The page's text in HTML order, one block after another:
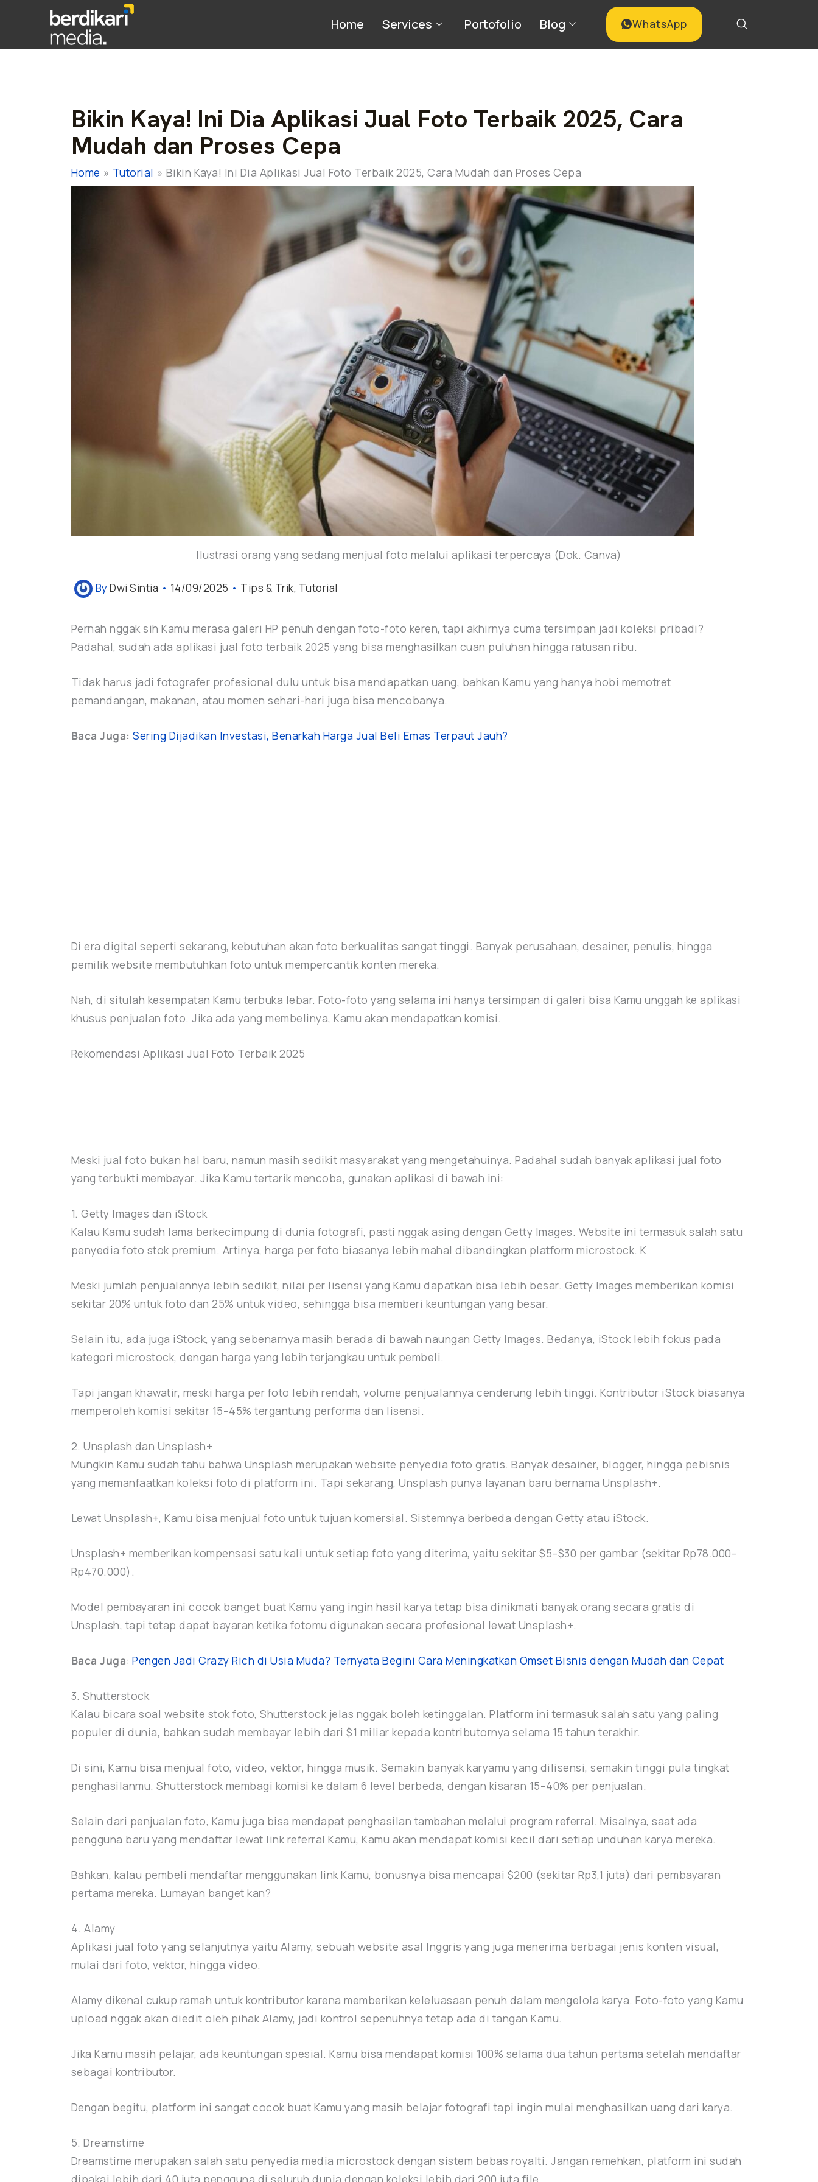
Home Services Portofolio Blog WhatsApp
Bikin Kaya! Ini Dia Aplikasi Jual Foto Terbaik 2025, Cara
Mudah dan Proses Cepa
Home Tutorial Bikin Kaya! Ini Dia Aplikasi Jual Foto Terbaik 2025, Cara Mudah dan Proses Cepa
Ilustrasi orang yang sedang menjual foto melalui aplikasi terpercaya (Dok. Canva)
ByDwi Sintia • 14/09/2025 • Tips & Trik, Tutorial
Pernah nggak sih Kamu merasa galeri HP penuh dengan foto-foto keren, tapi akhirnya cuma tersimpan jadi koleksi pribadi?
Padahal, sudah ada aplikasi jual foto terbaik 2025 yang bisa menghasilkan cuan puluhan hingga ratusan ribu.
Tidak harus jadi fotografer profesional dulu untuk bisa mendapatkan uang, bahkan Kamu yang hanya hobi memotret
pemandangan, makanan, atau momen sehari-hari juga bisa mencobanya.
Baca Juga: Sering Dijadikan Investasi, Benarkah Harga Jual Beli Emas Terpaut Jauh?
Di era digital seperti sekarang, kebutuhan akan foto berkualitas sangat tinggi. Banyak perusahaan, desainer, penulis, hingga
pemilik website membutuhkan foto untuk mempercantik konten mereka.
Nah, di situlah kesempatan Kamu terbuka lebar. Foto-foto yang selama ini hanya tersimpan di galeri bisa Kamu unggah ke aplikasi
khusus penjualan foto. Jika ada yang membelinya, Kamu akan mendapatkan komisi.
Rekomendasi Aplikasi Jual Foto Terbaik 2025
Meski jual foto bukan hal baru, namun masih sedikit masyarakat yang mengetahuinya. Padahal sudah banyak aplikasi jual foto
yang terbukti membayar. Jika Kamu tertarik mencoba, gunakan aplikasi di bawah ini:
1. Getty Images dan iStock
Kalau Kamu sudah lama berkecimpung di dunia fotografi, pasti nggak asing dengan Getty Images. Website ini termasuk salah satu
penyedia foto stok premium. Artinya, harga per foto biasanya lebih mahal dibandingkan platform microstock. K
Meski jumlah penjualannya lebih sedikit, nilai per lisensi yang Kamu dapatkan bisa lebih besar. Getty Images memberikan komisi
sekitar 20% untuk foto dan 25% untuk video, sehingga bisa memberi keuntungan yang besar.
Selain itu, ada juga iStock, yang sebenarnya masih berada di bawah naungan Getty Images. Bedanya, iStock lebih fokus pada
kategori microstock, dengan harga yang lebih terjangkau untuk pembeli.
Tapi jangan khawatir, meski harga per foto lebih rendah, volume penjualannya cenderung lebih tinggi. Kontributor iStock biasanya
memperoleh komisi sekitar 15–45% tergantung performa dan lisensi.
2. Unsplash dan Unsplash+
Mungkin Kamu sudah tahu bahwa Unsplash merupakan website penyedia foto gratis. Banyak desainer, blogger, hingga pebisnis
yang memanfaatkan koleksi foto di platform ini. Tapi sekarang, Unsplash punya layanan baru bernama Unsplash+.
Lewat Unsplash+, Kamu bisa menjual foto untuk tujuan komersial. Sistemnya berbeda dengan Getty atau iStock.
Unsplash+ memberikan kompensasi satu kali untuk setiap foto yang diterima, yaitu sekitar $5–$30 per gambar (sekitar Rp78.000–
Rp470.000).
Model pembayaran ini cocok banget buat Kamu yang ingin hasil karya tetap bisa dinikmati banyak orang secara gratis di
Unsplash, tapi tetap dapat bayaran ketika fotomu digunakan secara profesional lewat Unsplash+.
Baca Juga:Pengen Jadi Crazy Rich di Usia Muda? Ternyata Begini Cara Meningkatkan Omset Bisnis dengan Mudah dan Cepat
3. Shutterstock
Kalau bicara soal website stok foto, Shutterstock jelas nggak boleh ketinggalan. Platform ini termasuk salah satu yang paling
populer di dunia, bahkan sudah membayar lebih dari $1 miliar kepada kontributornya selama 15 tahun terakhir.
Di sini, Kamu bisa menjual foto, video, vektor, hingga musik. Semakin banyak karyamu yang dilisensi, semakin tinggi pula tingkat
penghasilanmu. Shutterstock membagi komisi ke dalam 6 level berbeda, dengan kisaran 15–40% per penjualan.
Selain dari penjualan foto, Kamu juga bisa mendapat penghasilan tambahan melalui program referral. Misalnya, saat ada
pengguna baru yang mendaftar lewat link referral Kamu, Kamu akan mendapat komisi kecil dari setiap unduhan karya mereka.
Bahkan, kalau pembeli mendaftar menggunakan link Kamu, bonusnya bisa mencapai $200 (sekitar Rp3,1 juta) dari pembayaran
pertama mereka. Lumayan banget kan?
4. Alamy
Aplikasi jual foto yang selanjutnya yaitu Alamy, sebuah website asal Inggris yang juga menerima berbagai jenis konten visual,
mulai dari foto, vektor, hingga video.
Alamy dikenal cukup ramah untuk kontributor karena memberikan keleluasaan penuh dalam mengelola karya. Foto-foto yang Kamu
upload nggak akan diedit oleh pihak Alamy, jadi kontrol sepenuhnya tetap ada di tangan Kamu.
Jika Kamu masih pelajar, ada keuntungan spesial. Kamu bisa mendapat komisi 100% selama dua tahun pertama setelah mendaftar
sebagai kontributor.
Dengan begitu, platform ini sangat cocok buat Kamu yang masih belajar fotografi tapi ingin mulai menghasilkan uang dari karya.
5. Dreamstime
Dreamstime merupakan salah satu penyedia media microstock dengan sistem bebas royalti. Jangan remehkan, platform ini sudah
dipakai lebih dari 40 juta pengguna di seluruh dunia dengan koleksi lebih dari 200 juta file.